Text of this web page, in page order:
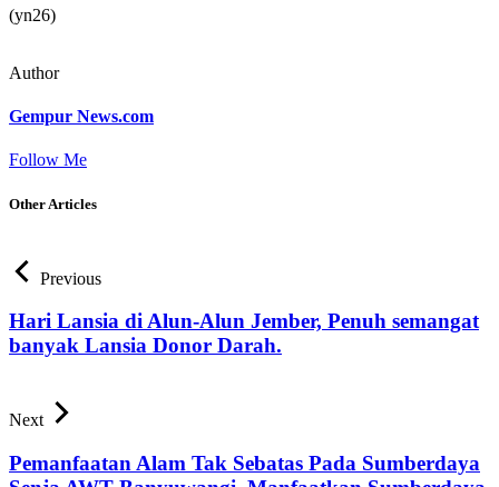
(yn26)
Author
Gempur News.com
Follow Me
Other Articles
Previous
Hari Lansia di Alun-Alun Jember, Penuh semangat
banyak Lansia Donor Darah.
Next
Pemanfaatan Alam Tak Sebatas Pada Sumberdaya